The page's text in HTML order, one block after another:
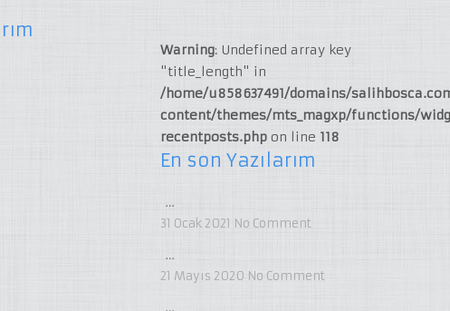
Warning: Undefined array key
"title_length" in
/home/u858637491/domains/
content/themes/mts_magxp/functions/
recentposts.php on line 118
En son Yazılarım
…
31 Ocak 2021 No Comment
…
21 Mayıs 2020 No Comment
…